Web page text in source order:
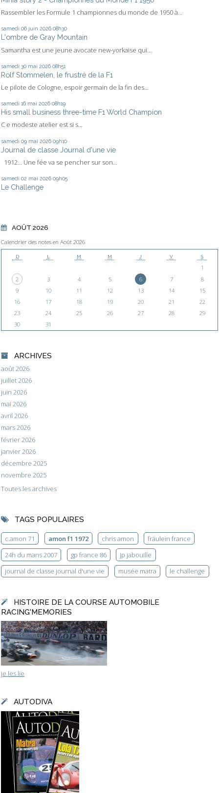
Rassembler les Formule 1 championnes du monde de 1950 à...
samedi 06 juin 2026 08h30
L'ombre de Gray Mountain
Samantha est une jeune avocate new-yorkaise qui...
samedi 30 mai 2026 08h51
Rolf Stommelen, le frustré de la F1
Le pilote de Cologne, espoir germain de la fin des...
samedi 16 mai 2026 08h19
His small business three-time F1 World Champion
C e modeste atelier est si s...
samedi 09 mai 2026 09h10
Journal de classe Journal d'une vie
1912… Une fée va se pencher sur son...
samedi 02 mai 2026 09h05
Le Challenge
AOÛT 2026
Calendrier des notes en Août 2026
D L M M J V S
1
2
3 4 5 6 7
8
9
10 11 12 13 14
15
16
17 18 19 20 21
22
23
24 25 26 27 28
29
30
31
ARCHIVES
août 2026
juillet 2026
juin 2026
mai 2026
avril 2026
mars 2026
février 2026
janvier 2026
décembre 2025
novembre 2025
Toutes les archives
TAGS POPULAIRES
c.amon 71 amon f1 1972 chris amon
fräulein france
24h du mans 2007
gp france 86
jp jabouille
journal de classe journal d'une vie
musée matra le challenge
HISTOIRE DE LA COURSE AUTOMOBILE
RACING'MEMORIES
je les lie
AUTODIVA